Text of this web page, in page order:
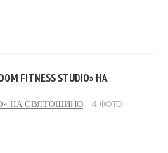
FITNESS STUDIO» НА
НА СВЯТОШИНО 4 ФОТО